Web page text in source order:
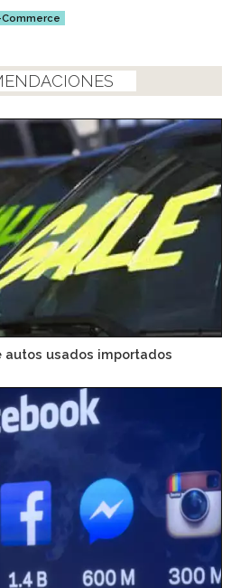
Commerce
autos usados importados